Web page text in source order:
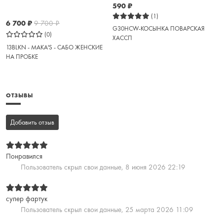
6 700 ₽ 9 700₽
(0)
13BLKN - MAKA'S - САБО ЖЕНСКИЕ
НА ПРОБКЕ
590 ₽
(1)
G30HCW-КОСЫНКА ПОВАРСКАЯ
ХАССП
ОТЗЫВЫ
Добавить отзыв
Понравился
Пользователь скрыл свои данные, 8 июня 2026 22:19
супер фартук
Пользователь скрыл свои данные, 25 марта 2026 11:09